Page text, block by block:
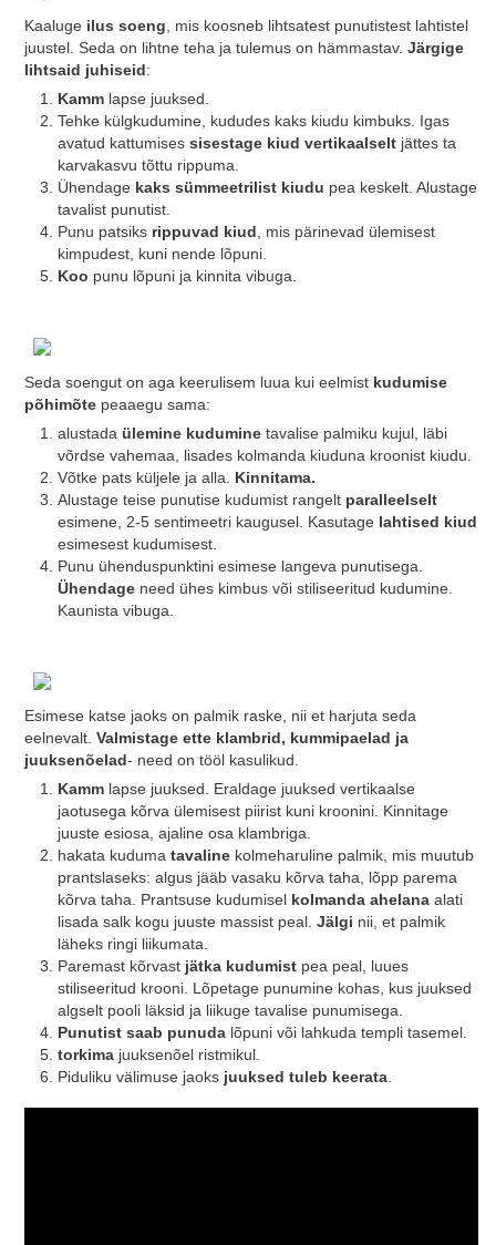
Kaaluge ilus soeng, mis koosneb lihtsatest punutistest lahtistel
juustel. Seda on lihtne teha ja tulemus on hämmastav. Järgige
lihtsaid juhiseid:
Kamm lapse juuksed.
Tehke külgkudumine, kududes kaks kiudu kimbuks. Igas
avatud kattumisessisestage kiud vertikaalselt jättes ta
karvakasvu tõttu rippuma.
Ühendage kaks sümmeetrilist kiudu pea keskelt. Alustage
tavalist punutist.
Punu patsiks rippuvad kiud , mis pärinevad ülemisest
kimpudest, kuni nende lõpuni.
Koo punu lõpuni ja kinnita vibuga.
Seda soengut on aga keerulisem luua kui eelmist kudumise
põhimõte peaaegu sama:
alustadaülemine kudumine tavalise palmiku kujul, läbi
võrdse vahemaa, lisades kolmanda kiuduna kroonist kiudu.
Võtke pats küljele ja alla. Kinnitama.
Alustage teise punutise kudumist rangelt paralleelselt
esimene, 2-5 sentimeetri kaugusel. Kasutage lahtised kiud
esimesest kudumisest.
Punu ühenduspunktini esimese langeva punutisega.
Ühendage need ühes kimbus või stiliseeritud kudumine.
Kaunista vibuga.
Esimese katse jaoks on palmik raske, nii et harjuta seda
eelnevalt. Valmistage ette klambrid, kummipaelad ja
juuksenõelad- need on tööl kasulikud.
Kamm lapse juuksed. Eraldage juuksed vertikaalse
jaotusega kõrva ülemisest piirist kuni kroonini. Kinnitage
juuste esiosa, ajaline osa klambriga.
hakata kudumatavaline kolmeharuline palmik, mis muutub
prantslaseks: algus jääb vasaku kõrva taha, lõpp parema
kõrva taha. Prantsuse kudumisel kolmanda ahelana alati
lisada salk kogu juuste massist peal.Jälgi nii, et palmik
läheks ringi liikumata.
Paremast kõrvast jätka kudumist pea peal, luues
stiliseeritud krooni. Lõpetage punumine kohas, kus juuksed
algselt pooli läksid ja liikuge tavalise punumisega.
Punutist saab punuda lõpuni või lahkuda templi tasemel.
torkima juuksenõel ristmikul.
Piduliku välimuse jaoks juuksed tuleb keerata